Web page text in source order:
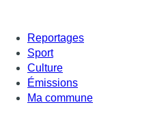
Reportages
Sport
Culture
Émissions
Ma commune